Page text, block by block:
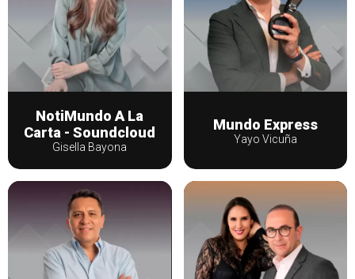
NotiMundo A La
Carta - Soundcloud
Gisella Bayona
Mundo Express
Yayo Vicuña